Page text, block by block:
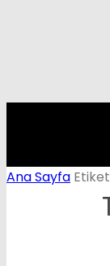
Ana Sayfa